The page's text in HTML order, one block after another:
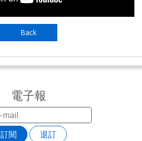
Back
電子報
訂閱 退訂